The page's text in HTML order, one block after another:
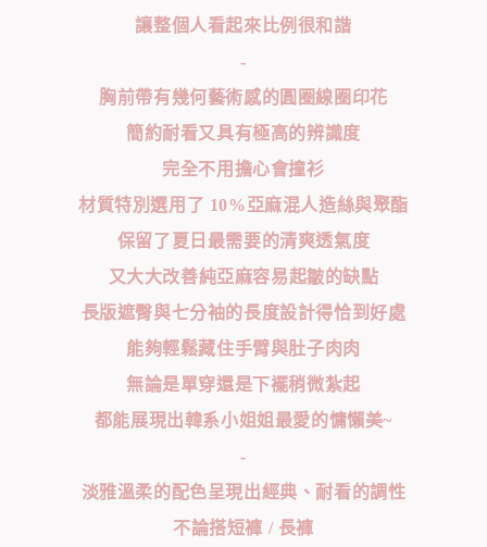
讓整個人看起來比例很和諧
-
胸前帶有幾何藝術感的圓圈線圈印花
簡約耐看又具有極高的辨識度
完全不用擔心會撞衫
材質特別選用了 10%亞麻混人造絲與聚酯
保留了夏日最需要的清爽透氣度
又大大改善純亞麻容易起皺的缺點
長版遮臀與七分袖的長度設計得恰到好處
能夠輕鬆藏住手臂與肚子肉肉
無論是單穿還是下襬稍微紮起
都能展現出韓系小姐姐最愛的慵懶美~
-
淡雅溫柔的配色呈現出經典、耐看的調性
不論搭短褲 / 長褲